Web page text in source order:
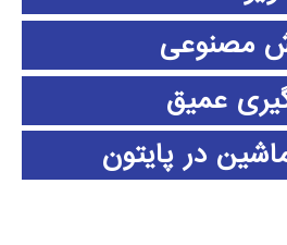
مصنوعی
عمیق
در پایتون